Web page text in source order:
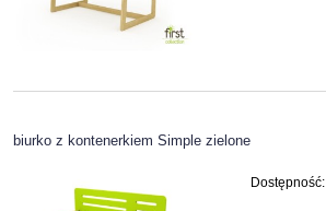
biurko z kontenerkiem Simple zielone
Dostępność: